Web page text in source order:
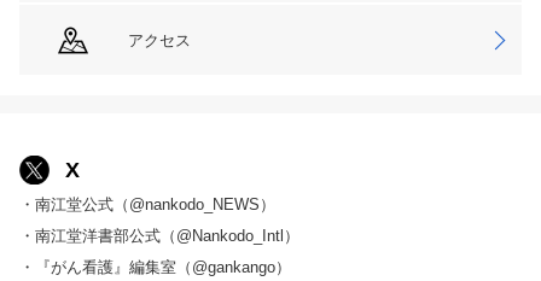
アクセス
X
・南江堂公式（@nankodo_NEWS）
・南江堂洋書部公式（@Nankodo_Intl）
・『がん看護』編集室（@gankango）